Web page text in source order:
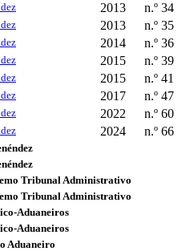
2013 n.º 34
2013 n.º 35
2014 n.º 36
2015 n.º 39
2015 n.º 41
2017 n.º 47
2022 n.º 60
2024 n.º 66
Tribunal Administrativo
Tribunal Administrativo
Aduaneiros
Aduaneiros
Aduaneiro